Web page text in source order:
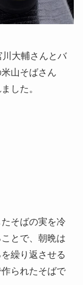
大輔さんとバ
山そばさん
した。
そばの実を冷
とで、朝晩は
繰り返させる
られたそばで